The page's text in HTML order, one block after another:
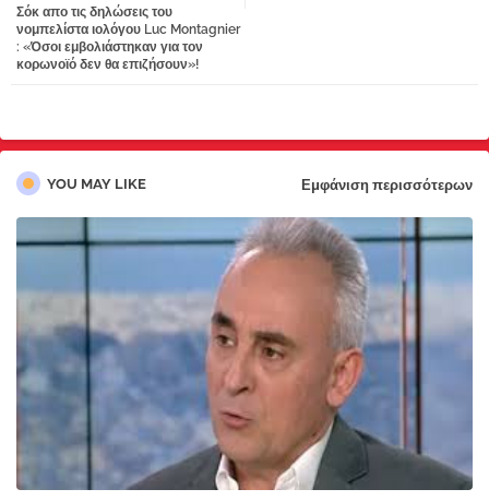
Σόκ απο τις δηλώσεις του
νομπελίστα ιολόγου Luc Montagnier
: «Όσοι εμβολιάστηκαν για τον
κορωνοϊό δεν θα επιζήσουν»!
YOU MAY LIKE Εμφάνιση περισσότερων